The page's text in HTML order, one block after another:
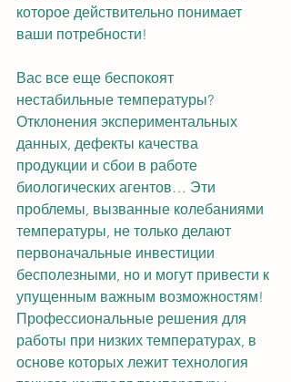
которое действительно понимает
ваши потребности!
Вас все еще беспокоят
нестабильные температуры?
Отклонения экспериментальных
данных, дефекты качества
продукции и сбои в работе
биологических агентов… Эти
проблемы, вызванные колебаниями
температуры, не только делают
первоначальные инвестиции
бесполезными, но и могут привести к
упущенным важным возможностям!
Профессиональные решения для
работы при низких температурах, в
основе которых лежит технология